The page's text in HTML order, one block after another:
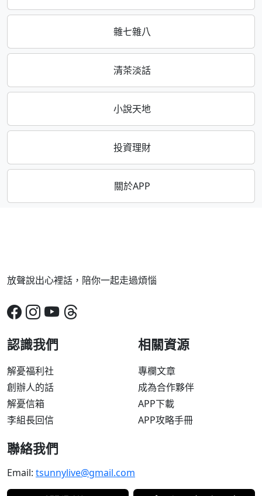
雜七雜八
清茶淡話
小說天地
投資理財
關於APP
放聲說出心裡話，陪你一起走過煩惱
認識我們
解憂福利社
創辦人的話
解憂信箱
李組長回信
相關資源
專欄文章
成為合作夥伴
APP下載
APP攻略手冊
聯絡我們
Email: tsunnylive@gmail.com